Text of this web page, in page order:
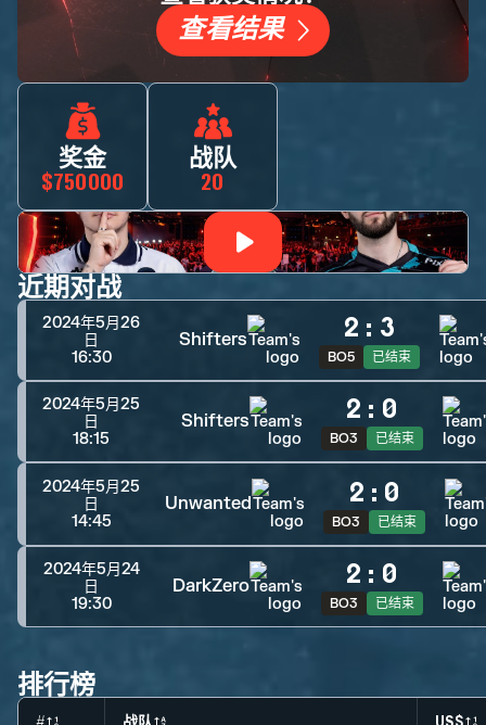
查看结果
奖金
$750000
战队
20
近期对战
2024年5月26
日
16:30
Shifters 2 : 3
BO5 已结束
2024年5月25
日
18:15
Shifters 2 : 0
BO3 已结束
2024年5月25
日
14:45
Unwanted 2 : 0
BO3 已结束
2024年5月24
日
19:30
DarkZero 2 : 0
BO3 已结束
排行榜